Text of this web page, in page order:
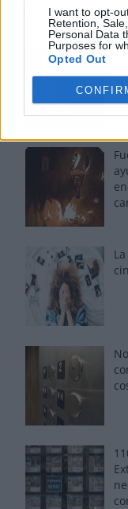
I want to opt-
Retention,
Personal Data
Purposes for
Opted Out
Los más